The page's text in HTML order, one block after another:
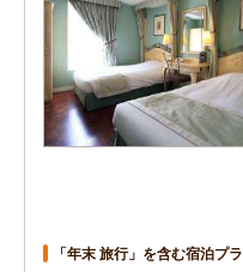
「年末 旅行」を含む宿泊プ